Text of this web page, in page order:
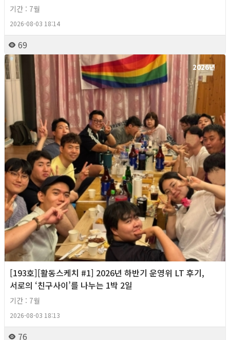
기간 : 7월
2026-08-03 18:14
69
2026년
[193호][활동스케치 #1] 2026년 하반기 운영위 LT 후기,
서로의 ‘친구사이’를 나누는 1박 2일
기간 : 7월
2026-08-03 18:13
76